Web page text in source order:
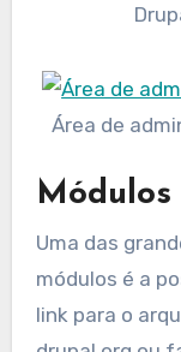
Área de
Módulos
Uma das
módulos é a
link para o